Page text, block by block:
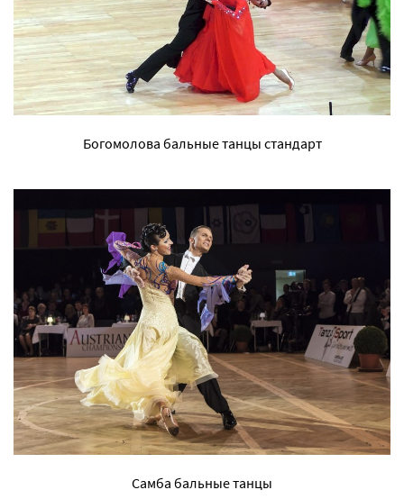
Богомолова бальные танцы стандарт
Самба бальные танцы